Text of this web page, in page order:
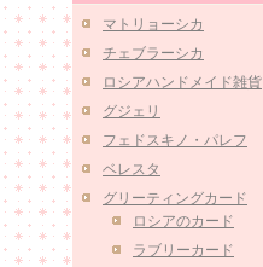
マトリョーシカ
チェブラーシカ
ロシアハンドメイド雑貨
グジェリ
フェドスキノ・パレフ
ベレスタ
グリーティングカード
ロシアのカード
ラブリーカード